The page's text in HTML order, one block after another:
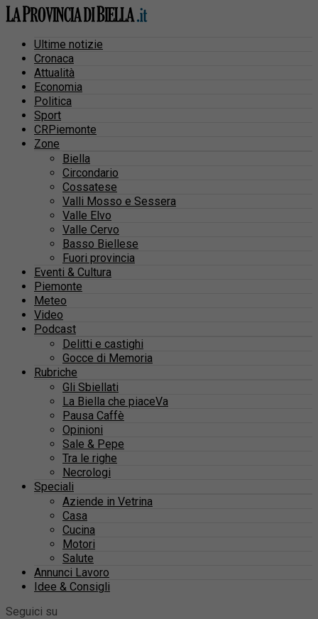
Ultime notizie
Cronaca
Attualità
Economia
Politica
Sport
CRPiemonte
Zone
Biella
Circondario
Cossatese
Valli Mosso e Sessera
Valle Elvo
Valle Cervo
Basso Biellese
Fuori provincia
Eventi & Cultura
Piemonte
Meteo
Video
Podcast
Delitti e castighi
Gocce di Memoria
Rubriche
Gli Sbiellati
La Biella che piaceVa
Pausa Caffè
Opinioni
Sale & Pepe
Tra le righe
Necrologi
Speciali
Aziende in Vetrina
Casa
Cucina
Motori
Salute
Annunci Lavoro
Idee & Consigli
Seguici su